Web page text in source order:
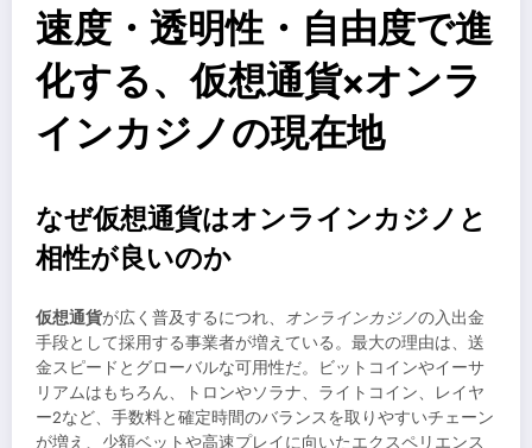
速度・透明性・自由度で進
化する、仮想通貨×オンラ
インカジノの現在地
なぜ仮想通貨はオンラインカジノと
相性が良いのか
仮想通貨が広く普及するにつれ、 オンラインカジノの入出金
手段として採用する事業者が増えている。最大の理由は、送
金スピードとグローバルな可用性だ。ビットコインやイーサ
リアムはもちろん、トロンやソラナ、ライトコイン、レイヤ
ー2など、手数料と確定時間のバランスを取りやすいチェーン
が増え、少額ベットや高速プレイに向いたエクスペリエンス